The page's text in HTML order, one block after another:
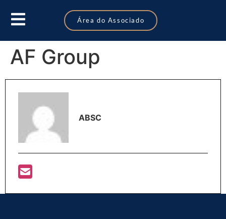
Área do Associado
AF Group
ABSC